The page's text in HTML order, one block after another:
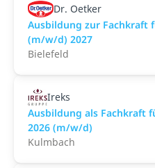
Dr. Oetker
Ausbildung zur Fachkraft
(m/w/d) 2027
Bielefeld
Ireks
Ausbildung als Fachkraft
2026 (m/w/d)
Kulmbach